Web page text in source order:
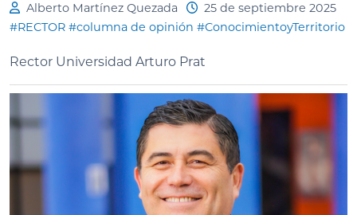
Alberto Martínez Quezada
25 de septiembre 2025
#RECTOR #columna de opinión #ConocimientoyTerritorio
Rector Universidad Arturo Prat